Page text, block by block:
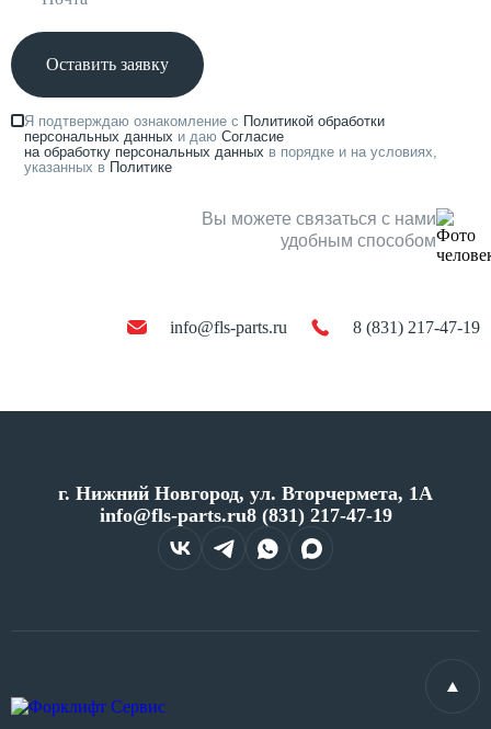
Оставить заявку
Я подтверждаю ознакомление с Политикой обработки
персональных данных и даю Согласие
на обработку персональных данных в порядке и на условиях,
указанных в Политике
Вы можете связаться с нами
удобным способом
info@fls-parts.ru 8 (831) 217-47-19
г. Нижний Новгород, ул. Вторчермета, 1А
info@fls-parts.ru8 (831) 217-47-19